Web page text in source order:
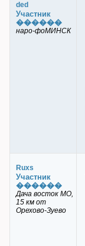
ded
Участник
������
наро-фоМИНСК
Ruxs
Участник
������
Дача восток МО,
15 км от
Орехово-Зуево